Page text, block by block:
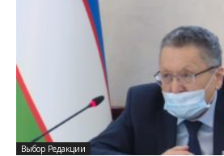
Выбор Редакции